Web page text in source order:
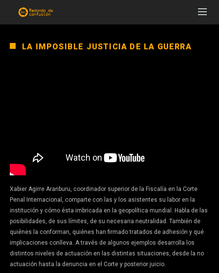
LA IMPOSIBLE JUSTICIA DE LA GUERRA
Xabier Agirre Aranburu, coordinador superior de la Fiscalía en la Corte
Penal Internacional, comparte con las y los asistentes su labor en la
institución y cómo ésta imbricada en la geopolítica mundial. Habla de las
posibilidades, de sus límites, de su necesaria neutralidad. También de
quiénes la conforman, quiénes han firmado tratados de adhesión y qué
implicaciones conlleva. A través de algunos ejemplos desarrolla los
distintos niveles de actuación en las distintas situaciones, desde la no
actuación hasta la denuncia en el Corte y posterior juicio.